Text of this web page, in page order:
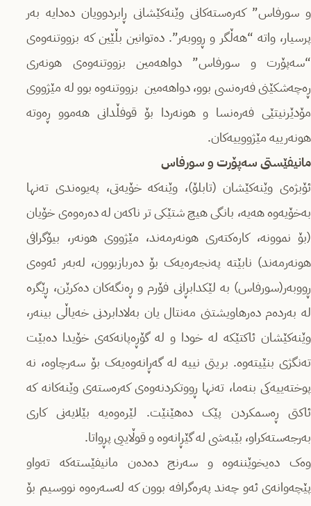
و سورفاس” کەرەستەکانی وێنەکێشانی ڕابردوویان دەدایە بەر
پرسیار، واتە “هەڵگر و ڕووبەر”. دەتوانین بڵێین کە بزووتنەوەی
“سەپۆرت و سورفاس” دواهەمین بزووتنەوەی هونەری
ڕەچەشکێنی فەرەنسی بوو، دواهەمین بزووتنەوە بوو لە مێژووی
مۆدێرنیتێی فەرەنسا و هونەردا بۆ قوفڵدانی هەموو ڕەوتە
هونەرییە مێژووییەکان.
مانیفێستی سەپۆرت و سورفاس
ئۆبژەی وێنەکێشان (تابلۆ)، وێنەکە خۆیەتی، پەیوەندی تەنها
بەخۆیەوە هەیە، بانگی هیچ شتێکی تر ناکەن لە دەرەوەی خۆیان
(بۆ نموونە، کارەکتەری هونەرمەند، مێژووی هونەر، بیۆگرافی
هونەرمەند) نابێتە پەنجەرەیەک بۆ دەربازبوون، لەبەر ئەوەی
ڕووبەر(سورفاس) بە لێکدابڕانی فۆرم و ڕەنگەکان دەکرێن، ڕێگرە
لە بەردەم دەرهاویشتنی مەنتال یان بەلادابردنی خەیاڵی بینەر،
وێنەکێشان ئاکتێکە لە خودا و لە گۆڕەپانەکەی خۆیدا دەبێت
تەنگژی بنێیتەوە. بریتی نییە لە گەڕانەوەیەک بۆ سەرچاوە، نە
پوختەییەکی بنەما، تەنها ڕووتکردنەوەی کەرەستەی وێنەکانە کە
ئاکتی ڕەسمکردن پێک دەهێنێت. لێرەوەیە بێلایەنی کاری
بەرجەستەکراو، بێبەشی لە گێڕانەوە و قوڵاییی پڕواتا.
وەک دەیخوێننەوە و سەرنج دەدەن مانیفێستەکە تەواو
پێچەوانەی ئەو چەند پەرەگرافە بوون کە لەسەرەوە نووسیم بۆ